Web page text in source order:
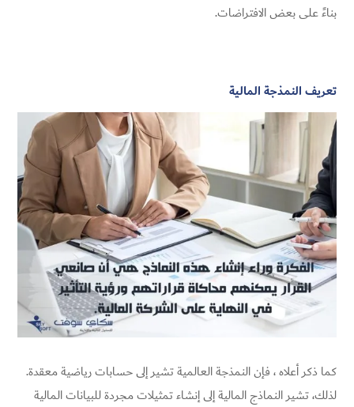
بناءً على بعض الافتراضات.
تعريف النمذجة المالية
كما ذكر أعلاه ، فإن النمذجة العالمية تشير إلى حسابات رياضية معقدة.
لذلك، تشير النماذج المالية إلى إنشاء تمثيلات مجردة للبيانات المالية